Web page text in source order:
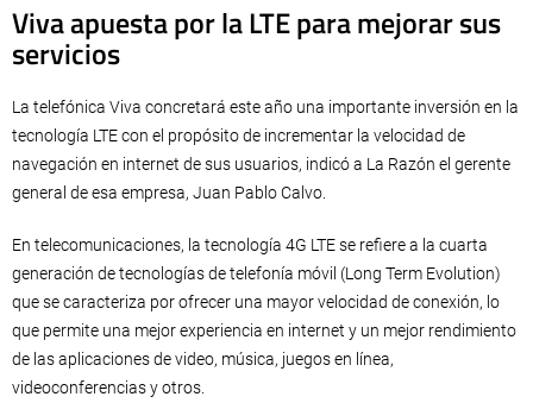
Viva apuesta por la LTE para mejorar sus
servicios
La telefónica Viva concretará este año una importante inversión en la
tecnología LTE con el propósito de incrementar la velocidad de
navegación en internet de sus usuarios, indicó a La Razón el gerente
general de esa empresa, Juan Pablo Calvo.
En telecomunicaciones, la tecnología 4G LTE se refiere a la cuarta
generación de tecnologías de telefonía móvil (Long Term Evolution)
que se caracteriza por ofrecer una mayor velocidad de conexión, lo
que permite una mejor experiencia en internet y un mejor rendimiento
de las aplicaciones de video, música, juegos en línea,
videoconferencias y otros.